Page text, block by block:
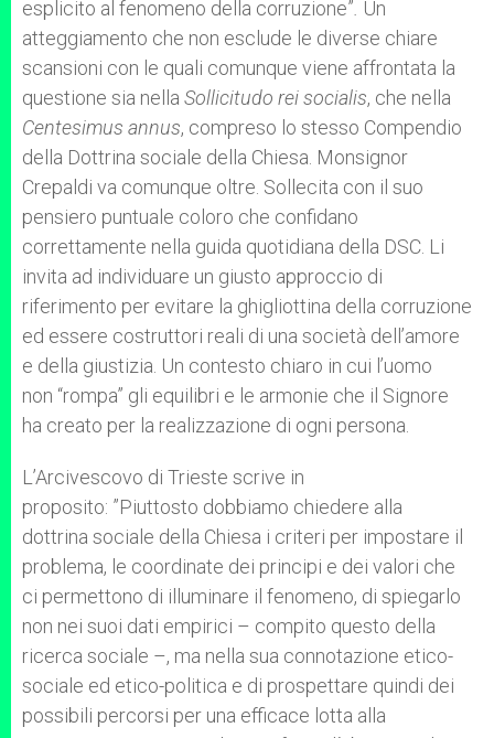
esplicito al fenomeno della corruzione” Un
atteggiamento che non esclude le diverse chiare
scansioni con le quali comunque viene affrontata la
questione sia nella Sollicitudo rei socialis, che nella
Centesimus annus, compreso lo stesso Compendio
della Dottrina sociale della Chiesa. Monsignor
Crepaldi va comunque oltre. Sollecita con il suo
pensiero puntuale coloro che confidano
correttamente nella guida quotidiana della DSC. Li
invita ad individuare un giusto approccio di
riferimento per evitare la ghigliottina della corruzione
ed essere costruttori reali di una società dell’amore
e della giustizia. Un contesto chiaro in cui l’uomo
non “rompa” gli equilibri e le armonie che il Signore
ha creato per la realizzazione di ogni persona.
L’Arcivescovo di Trieste scrive in
proposito: ”Piuttosto dobbiamo chiedere alla
dottrina sociale della Chiesa i criteri per impostare il
problema, le coordinate dei principi e dei valori che
ci permettono di illuminare il fenomeno, di spiegarlo
non nei suoi dati empirici – compito questo della
ricerca sociale –, ma nella sua connotazione etico-
sociale ed etico-politica e di prospettare quindi dei
possibili percorsi per una efficace lotta alla